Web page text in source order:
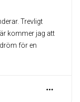
Trevligt
kommer jag att
för en